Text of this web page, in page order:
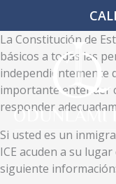
contenido
La Constitución de
básicos a todas las
independientemente
importante entender
responder
Si usted es un
ICE acuden a su
siguiente información: